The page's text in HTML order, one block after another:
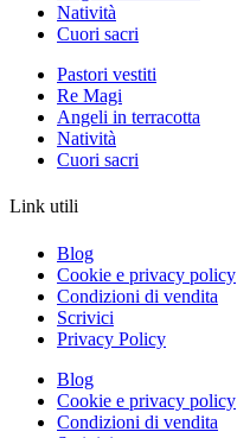
Natività
Cuori sacri
Pastori vestiti
Re Magi
Angeli in terracotta
Natività
Cuori sacri
Link utili
Blog
Cookie e privacy policy
Condizioni di vendita
Scrivici
Privacy Policy
Blog
Cookie e privacy policy
Condizioni di vendita